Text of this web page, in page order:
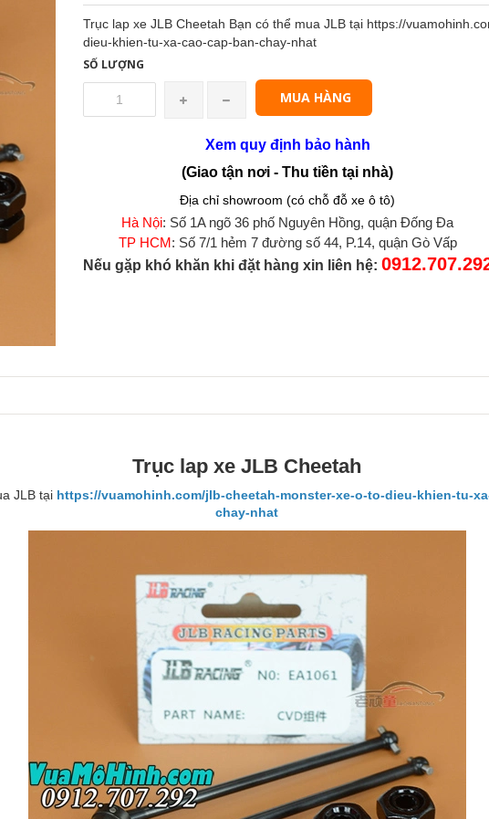
Trục lap xe JLB Cheetah Bạn có thể mua JLB tại https://
dieu-khien-tu-xa-cao-cap-ban-chay-nhat
SỐ LƯỢNG
MUA HÀNG
Xem quy định bảo hành
(Giao tận nơi - Thu tiền tại nhà)
Địa chỉ showroom (có chỗ đỗ xe ô tô)
Hà Nội: Số 1A ngõ 36 phố Nguyên Hồng, quận Đống Đa
TP HCM: Số 7/1 hẻm 7 đường số 44, P.14, quận Gò Vấp
Nếu gặp khó khăn khi đặt hàng xin liên hệ:
Trục lap xe JLB Cheetah
JLB tại https://vuamohinh.com/jlb-cheetah-monster-xe-o-to-dieu-khien-tu-
chay-nhat